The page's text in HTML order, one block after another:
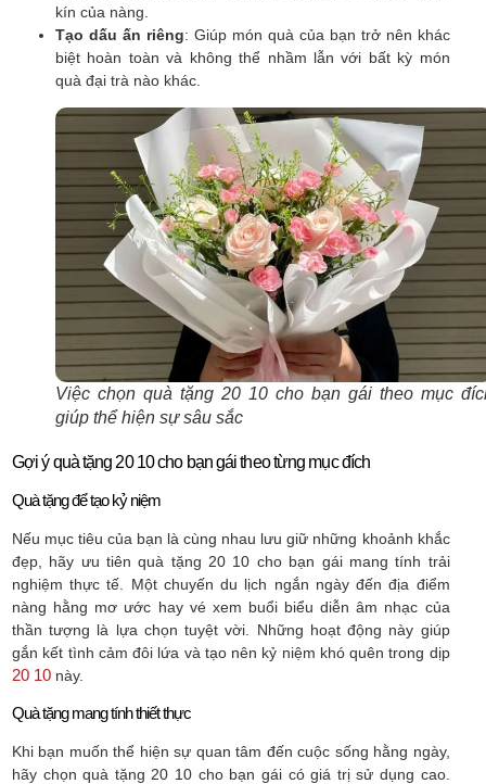
kín của nàng.
Tạo dấu ấn riêng: Giúp món quà của bạn trở nên khác
biệt hoàn toàn và không thể nhầm lẫn với bất kỳ món
quà đại trà nào khác.
Việc chọn quà tặng 20 10 cho bạn gái theo mục
giúp thể hiện sự sâu sắc
Gợi ý quà tặng 20 10 cho bạn gái theo từng mục đích
Quà tặng để tạo kỷ niệm
Nếu mục tiêu của bạn là cùng nhau lưu giữ những khoảnh khắc
đẹp, hãy ưu tiên quà tặng 20 10 cho bạn gái mang tính trải
nghiệm thực tế. Một chuyến du lịch ngắn ngày đến địa điểm
nàng hằng mơ ước hay vé xem buổi biểu diễn âm nhạc của
thần tượng là lựa chọn tuyệt vời. Những hoạt động này giúp
gắn kết tình cảm đôi lứa và tạo nên kỷ niệm khó quên trong dịp
20 10 này.
Quà tặng mang tính thiết thực
Khi bạn muốn thể hiện sự quan tâm đến cuộc sống hằng ngày,
hãy chọn quà tặng 20 10 cho bạn gái có giá trị sử dụng cao.